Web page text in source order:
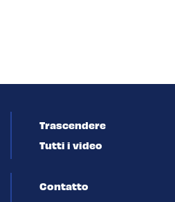
Trascendere
Tutti i video
Contatto